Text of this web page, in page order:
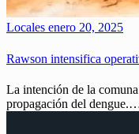
Locales enero 20, 2025
Rawson intensifica
La intención de la
propagación del